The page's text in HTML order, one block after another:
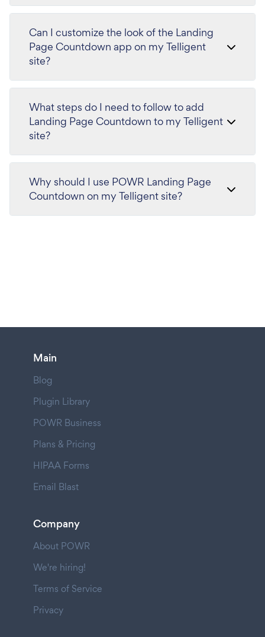
Can I customize the look of the Landing
Page Countdown app on my Telligent
site?
What steps do I need to follow to add
Landing Page Countdown to my Telligent
site?
Why should I use POWR Landing Page
Countdown on my Telligent site?
Main
Blog
Plugin Library
POWR Business
Plans & Pricing
HIPAA Forms
Email Blast
Company
About POWR
We're hiring!
Terms of Service
Privacy